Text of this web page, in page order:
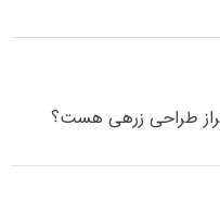
طراحی زرهی هست؟